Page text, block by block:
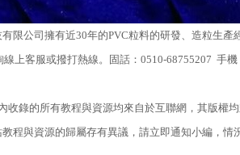
限公司擁有近30年的PVC粒料的研發、造粒生
線上客服或撥打熱線。固話：0510-68755207 手
收錄的所有教程與資源均來自於互聯網，其版
程與資源的歸屬存有異議，請立即通知小編，情